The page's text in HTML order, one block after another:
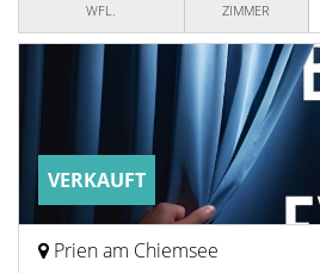
WFL.
ZIMMER
VERKAUFT
Prien am Chiemsee